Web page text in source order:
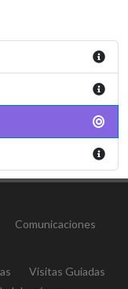
Comunicaciones
Visitas Guiadas